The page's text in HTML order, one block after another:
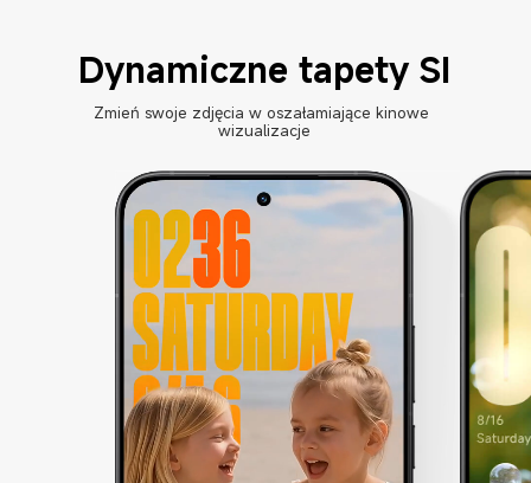
Dynamiczne tapety SI
Zmień swoje zdjęcia w oszałamiające kinowe
wizualizacje